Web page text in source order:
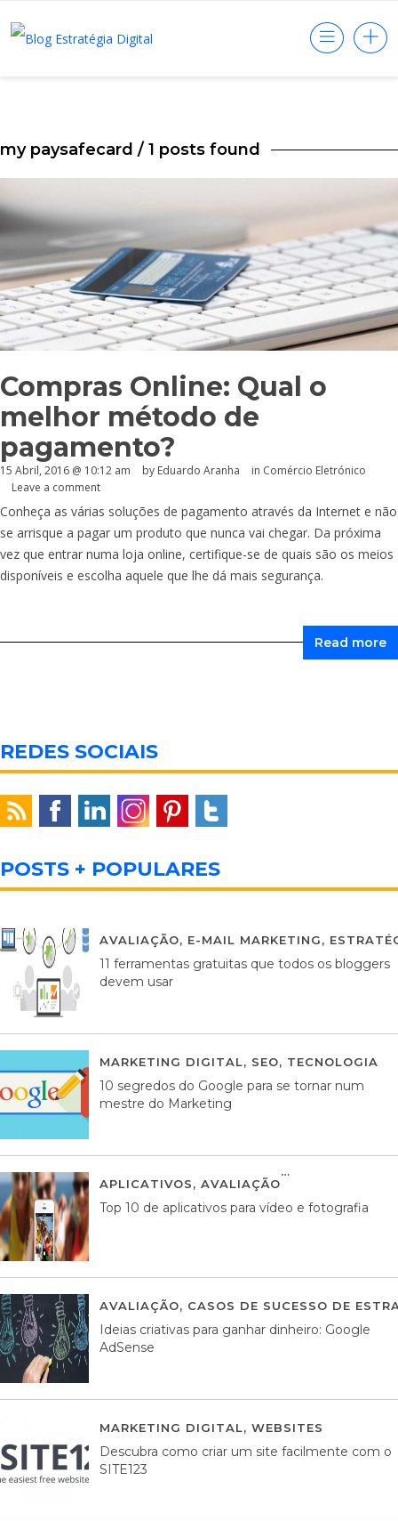
my paysafecard / 1 posts found
Compras Online: Qual o
melhor método de
pagamento?
15 Abril, 2016 @ 10:12 am by Eduardo Aranha in Comércio Eletrónico
Leave a comment
Conheça as várias soluções de pagamento através da Internet e não
se arrisque a pagar um produto que nunca vai chegar. Da próxima
vez que entrar numa loja online, certifique-se de quais são os meios
disponíveis e escolha aquele que lhe dá mais segurança.
Read more
REDES SOCIAIS
POSTS + POPULARES
AVALIAÇÃO, E-MAIL MARKETING,
11 ferramentas gratuitas que todos os bloggers
devem usar
MARKETING DIGITAL, SEO, TECNOLOGIA
10 segredos do Google para se tornar num
mestre do Marketing
APLICATIVOS, AVALIAÇÃO
Top 10 de aplicativos para vídeo e fotografia
AVALIAÇÃO, CASOS DE SUCESSO DE
Ideias criativas para ganhar dinheiro: Google
AdSense
MARKETING DIGITAL, WEBSITES
Descubra como criar um site facilmente com o
SITE123